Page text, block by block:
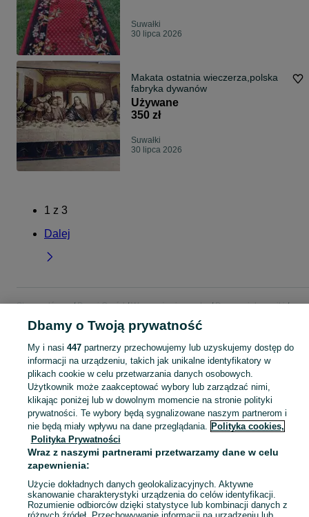
Suwałki
30 lipca 2026
Makata ostatnia wieczerza,polska
fabryka dywanów
Używane
350 zł
Suwałki
30 lipca 2026
1 z 3
Dalej
Strona główna Dom i Ogród Wyposażenie wnętrz
Dywany i dywaniki
Dywany
Dywany - Podlaskie Dywany - Suwałki
KATEGORIA
Sprzedaż dywanów Suwałki ▶️ Szeroki wybór kolorów, rozmiarów i materiałów ✅ Nowe i używane w atrakcyjnych cenach ☝ Sprawdź oferty i kupuj na OLX.pl! Zobacz
Mapa kategorii
Mapa miejscowości
Mapa ministron
Popularne wyszukiwania
Dbamy o Twoją prywatność
My i nasi 447partnerzy przechowujemy lub uzyskujemy dostęp do
informacji na urządzeniu, takich jak unikalne identyfikatory w
plikach cookie w celu przetwarzania danych osobowych.
Użytkownik może zaakceptować wybory lub zarządzać nimi,
klikając poniżej lub w dowolnym momencie na stronie polityki
prywatności. Te wybory będą sygnalizowane naszym partnerom i
nie będą miały wpływu na dane przeglądania. Polityka cookies,
Polityka Prywatności
Wraz z naszymi partnerami przetwarzamy dane w celu
zapewnienia:
Użycie dokładnych danych geolokalizacyjnych. Aktywne
skanowanie charakterystyki urządzenia do celów identyfikacji.
Rozumienie odbiorców dzięki statystyce lub kombinacji danych z